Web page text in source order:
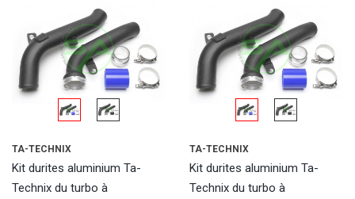
TA-TECHNIX
Kit durites aluminium Ta-
Technix du turbo à
TA-TECHNIX
Kit durites aluminium Ta-
Technix du turbo à